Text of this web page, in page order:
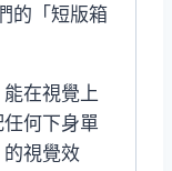
的「短版箱
在視覺上
何下身單
視覺效